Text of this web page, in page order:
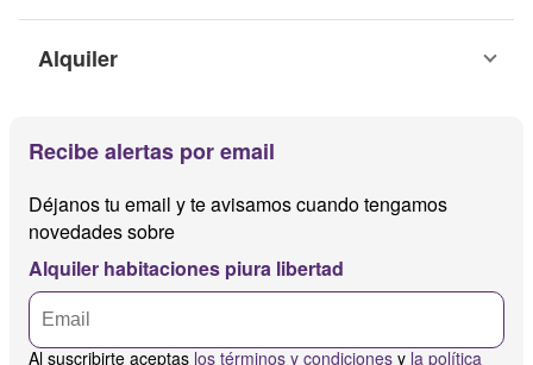
Alquiler
Recibe alertas por email
Déjanos tu email y te avisamos cuando tengamos
novedades sobre
Alquiler habitaciones piura libertad
Al suscribirte aceptas los términos y condiciones y la política